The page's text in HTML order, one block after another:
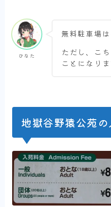
ひなた
無料駐車場
ただし、こ
ことになりま
地獄谷野猿公苑